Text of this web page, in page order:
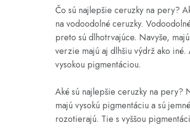
Čo sú najlepšie ceruzky na pery?
na vodoodolné ceruzky.
preto sú dlhotrvajúce. Navyše,
verzie majú aj dlhšiu výdrž ako
vysokou pigmentáciou.
Aké sú najlepšie ceruzky na pery?
majú vysokú pigmentáciu a sú
rozotierajú. Tie s vyššou